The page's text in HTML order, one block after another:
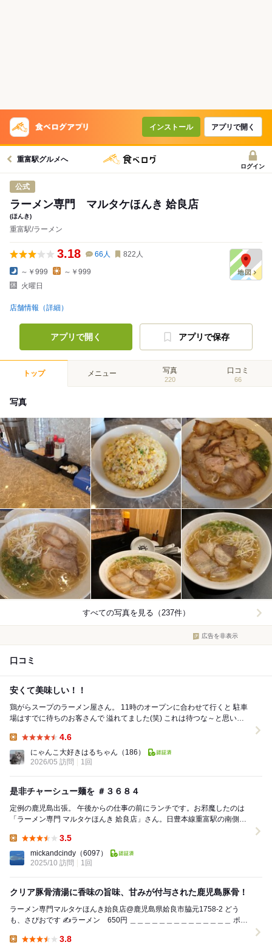
インストール アプリで開く
重富駅グルメへ
ログイン
公式
ラーメン専門 マルタケほんき 姶良店
(ほんき)
重富駅/ラーメン
3.18 66 人 822 人
～￥999
～￥999
火曜日
店舗情報（詳細）
アプリで開く アプリで保存
トップ メニュー 写真
220
口コミ
66
写真
すべての写真を見る（237件）
広告を非表示
口コミ
安くて美味しい！！
鶏がらスープのラーメン屋さん。 11時のオープンに合わせて行くと 駐車
場はすでに待ちのお客さんで 溢れてました(笑) これは待つな～と思いつ
4.6
にゃんこ大好きはるちゃん （186）
2026/05 訪問
1回
是非チャーシュー麺を ＃３６８４
定例の鹿児島出張。 午後からの仕事の前にランチです。お邪魔したのは
「ラーメン専門 マルタケほんき 姶良店」さん。日豊本線重富駅の南側、
3.5
mickandcindy （6097）
2025/10 訪問
1回
クリア豚骨清湯に香味の旨味、甘みが付与された鹿児島豚骨！
ラーメン専門マルタケほんき始良店@鹿児島県姶良市脇元1758-2 どう
も、さぴおです ✍️ラーメン 650円 ＿＿＿＿＿＿＿＿＿＿＿＿＿＿ ポイ
3.8